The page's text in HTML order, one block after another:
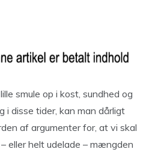
smule op i kost, sundhed og
i disse tider, kan man dårligt
af argumenter for, at vi skal
eller helt udelade – mængden